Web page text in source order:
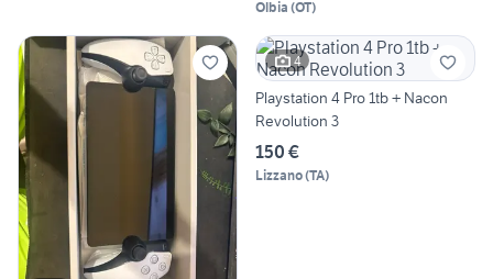
Olbia (OT)
4
Playstation 4 Pro 1tb + Nacon
Revolution 3
150 €
Lizzano(TA)